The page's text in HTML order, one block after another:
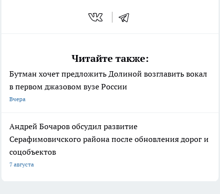
Читайте также:
Бутман хочет предложить Долиной возглавить вокал
в первом джазовом вузе России
Вчера
Андрей Бочаров обсудил развитие
Серафимовичского района после обновления дорог и
соцобъектов
7 августа